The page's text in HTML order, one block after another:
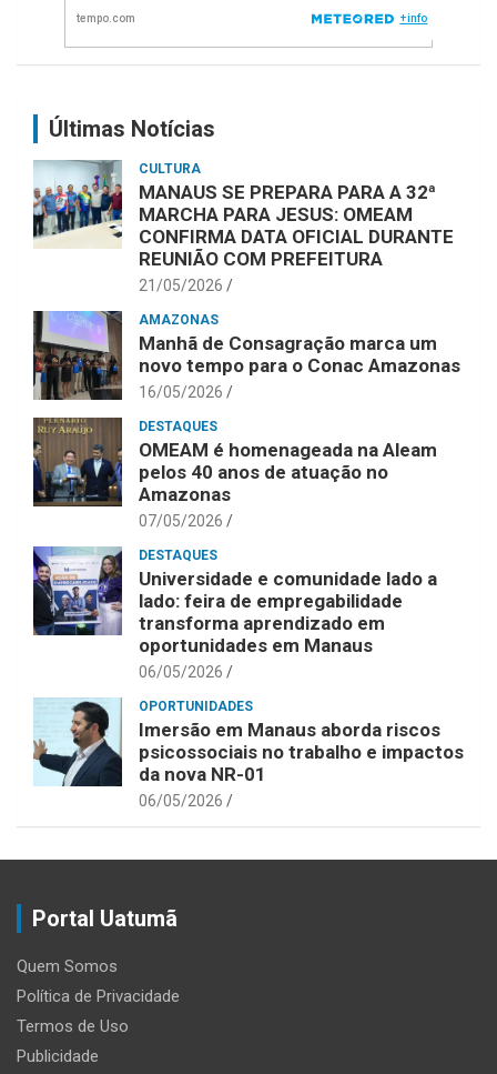
Últimas Notícias
CULTURA
MANAUS SE PREPARA PARA A 32ª
MARCHA PARA JESUS: OMEAM
CONFIRMA DATA OFICIAL DURANTE
REUNIÃO COM PREFEITURA
21/05/2026
AMAZONAS
Manhã de Consagração marca um
novo tempo para o Conac Amazonas
16/05/2026
DESTAQUES
OMEAM é homenageada na Aleam
pelos 40 anos de atuação no
Amazonas
07/05/2026
DESTAQUES
Universidade e comunidade lado a
lado: feira de empregabilidade
transforma aprendizado em
oportunidades em Manaus
06/05/2026
OPORTUNIDADES
Imersão em Manaus aborda riscos
psicossociais no trabalho e impactos
da nova NR-01
06/05/2026
Portal Uatumã
Quem Somos
Política de Privacidade
Termos de Uso
Publicidade